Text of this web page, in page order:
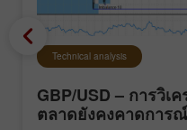
Technical analysis
GBP/USD – การวิเ
ตลาดยังคงคาดการ